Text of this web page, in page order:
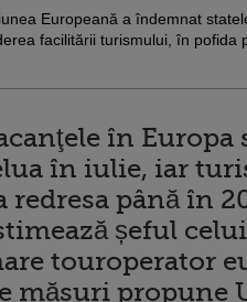
Europeană a îndemnat
facilitării turismului, în pofida
în Europa
în iulie, iar
redresa până în
șeful
touroperator
măsuri propune